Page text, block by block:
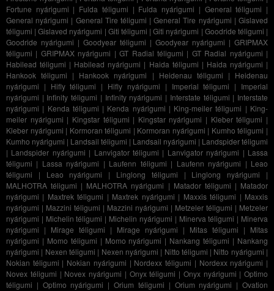
Fortune nyárigumi | Fulda téligumi | Fulda nyárigumi | General téligumi |
General nyárigumi | General Tire téligumi |General Tire nyárigumi |Gislaved
téligumi |Gislaved nyárigumi | Giti téligumi |Giti nyárigumi | Goodride téligumi |
Goodride nyárigumi | Goodyear téligumi | Goodyear nyárigumi | GRIPMAX
téligumi | GRIPMAX nyárigumi |GT Radial téligumi | GT Radial nyárigumi |
Habilead téligumi | Habilead nyárigumi | Haida téligumi | Haida nyárigumi |
Hankook téligumi | Hankook nyárigumi | Heidenau téligumi | Heidenau
nyárigumi | Hifly téligumi | Hifly nyárigumi | Imperial téligumi | Imperial
nyárigumi | Infinity téligumi | Infinity nyárigumi | Interstate téligumi | Interstate
nyárigumi | Kenda téligumi | Kenda nyárigumi | King-meiler téligumi | King-
meiler nyárigumi | Kingstar téligumi | Kingstar nyárigumi | Kleber téligumi |
Kleber nyárigumi | Kormoran téligumi | Kormoran nyárigumi | Kumho téligumi |
Kumho nyárigumi | Landsail téligumi | Landsail nyárigumi | Landspider téligumi
| Landspider nyárigumi | Lanvigator téligumi | Lanvigator nyárigumi | Lassa
téligumi | Lassa nyárigumi | Laufenn téligumi | Laufenn nyárigumi | Leao
téligumi | Leao nyárigumi | Linglong téligumi | Linglong nyárigumi |
MALHOTRA téligumi | MALHOTRA nyárigumi | Matador téligumi | Matador
nyárigumi | Maxtrek téligumi | Maxtrek nyárigumi | Maxxis téligumi | Maxxis
nyárigumi | Mazzini téligumi | Mazzini nyárigumi | Metzeler téligumi | Metzeler
nyárigumi | Michelin téligumi | Michelin nyárigumi | Minerva téligumi | Minerva
nyárigumi | Mirage téligumi | Mirage nyárigumi | Mitas téligumi | Mitas
nyárigumi | Momo téligumi | Momo nyárigumi | Nankang téligumi | Nankang
nyárigumi | Nexen téligumi | Nexen nyárigumi | Nitto téligumi | Nitto nyárigumi |
Nokian téligumi | Nokian nyárigumi | Nordexx téligumi | Nordexx nyárigumi |
Novex téligumi | Novex nyárigumi | Onyx téligumi | Onyx nyárigumi | Optimo
téligumi | Optimo nyárigumi |Orium téligumi | Orium nyárigumi |Ovation